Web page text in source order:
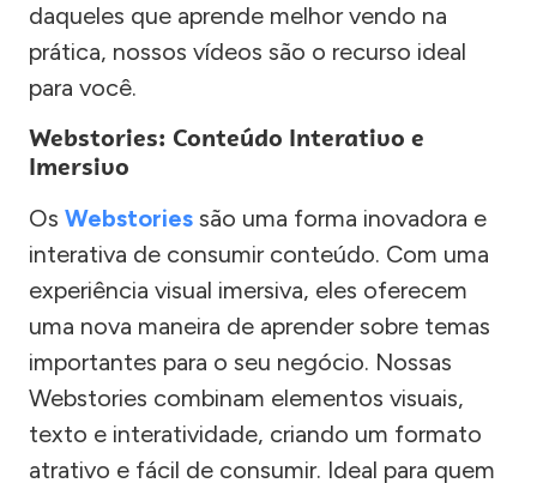
daqueles que aprende melhor vendo na
prática, nossos vídeos são o recurso ideal
para você.
Webstories: Conteúdo Interativo e
Imersivo
Os Webstories são uma forma inovadora e
interativa de consumir conteúdo. Com uma
experiência visual imersiva, eles oferecem
uma nova maneira de aprender sobre temas
importantes para o seu negócio. Nossas
Webstories combinam elementos visuais,
texto e interatividade, criando um formato
atrativo e fácil de consumir. Ideal para quem